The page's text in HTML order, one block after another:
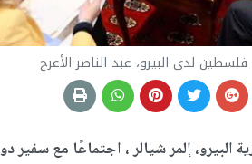
لدى البيرو، عبد الناصر الأعرج
إلمر شيالر ، اجتماعًا مع سفير